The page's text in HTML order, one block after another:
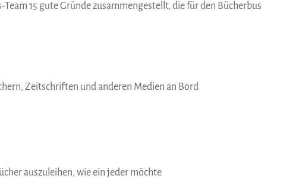
Team 15 gute Gründe zusammengestellt, die für den Bücherbus
Zeitschriften und anderen Medien an Bord
auszuleihen, wie ein jeder möchte